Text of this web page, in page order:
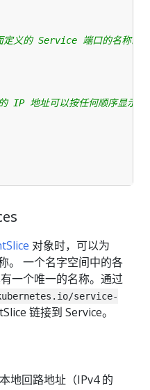
定义的 Service 端口的名称匹配
IP 地址可以按任何顺序显示
对象时，可以为
。 一个名字空间中的各
一个唯一的名称。通过
service-
链接到 Service。
地回路地址（IPv4 的